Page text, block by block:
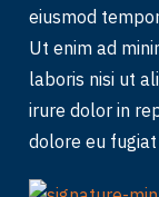
eiusmod
Ut enim ad
laboris nisi ut
irure dolor in
dolore eu